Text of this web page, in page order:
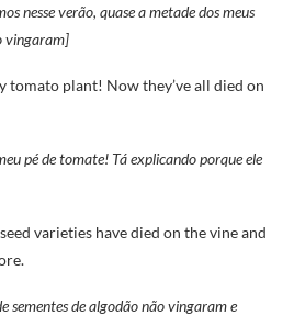
nesse verão, quase a metade dos meus
vingaram]
tomato plant! Nowthey’veall died on
pé de tomate! Tá explicando porque ele
varieties have died on the vine and
sementes de algodão não vingaram e